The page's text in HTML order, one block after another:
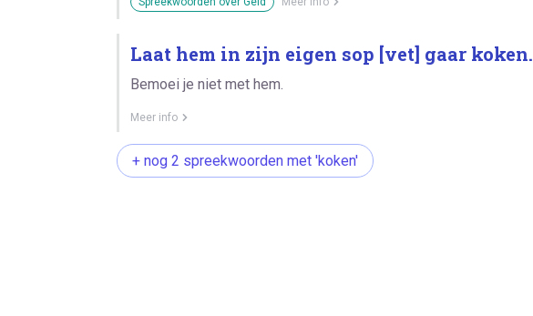
Laat hem in zijn eigen sop [vet] gaar koken.
Bemoei je niet met hem.
Meer info
+ nog 2 spreekwoorden met 'koken'